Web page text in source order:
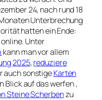
24, nach rund 18
Unterbrechung
hatten ein Ende:
Unter
kann man vor allem
2025,reduziere
auch sonstigeKarten
Blick auf das werfen ,
Steine Scherbenzu